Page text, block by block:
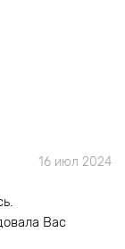
16 июл 2024
Вас